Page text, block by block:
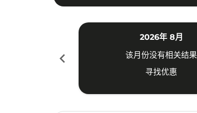
chevron_left
2026年 8月
该月份没有相关结果
寻找优惠